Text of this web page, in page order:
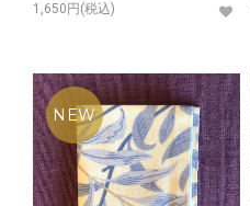
1,650円(税込)
NEW